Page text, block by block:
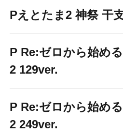
Pえとたま2 神祭 干
P Re:ゼロから始め
2 129ver.
P Re:ゼロから始め
2 249ver.